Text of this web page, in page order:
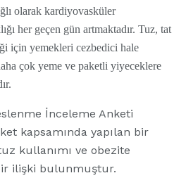
olarak kardiyovasküler
her geçen gün artmaktadır. Tuz, tat
için yemekleri cezbedici hale
çok yeme ve paketli yiyeceklere
İnceleme Anketi
kapsamında yapılan bir
kullanımı ve obezite
ilişki bulunmuştur.